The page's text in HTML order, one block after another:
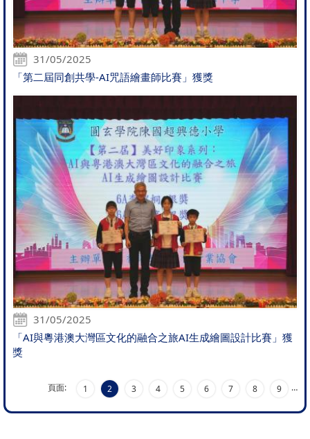
31/05/2025
「第二屆同創共學-AI咒語繪畫師比賽」獲獎
31/05/2025
「AI與粵港澳大灣區文化的融合之旅AI生成繪圖設計比賽」獲
獎
頁面: 1 2 3 4 5 6 7 8 9 …